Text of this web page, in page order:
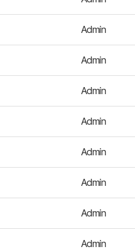
Admin
Admin
Admin
Admin
Admin
Admin
Admin
Admin